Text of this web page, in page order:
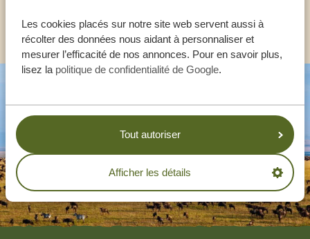
Les cookies placés sur notre site web servent aussi à
récolter des données nous aidant à personnaliser et
mesurer l’efficacité de nos annonces. Pour en savoir plus,
lisez la politique de confidentialité de Google.
Tout autoriser
Afficher les détails
AUTRES PAYS
Footer